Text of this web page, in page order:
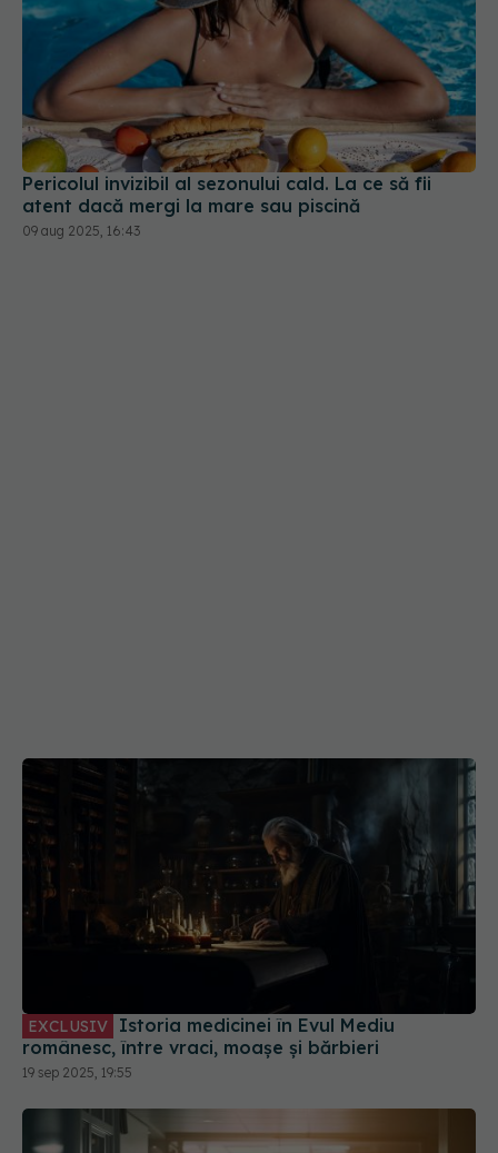
Pericolul invizibil al sezonului cald. La ce să fii
atent dacă mergi la mare sau piscină
09 aug 2025, 16:43
19 sep 2025, 19:55